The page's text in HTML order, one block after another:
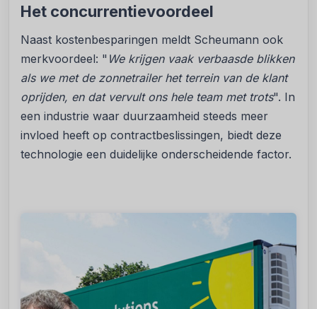
Het concurrentievoordeel
Naast kostenbesparingen meldt Scheumann ook
merkvoordeel: " We krijgen vaak verbaasde blikken
als we met de zonnetrailer het terrein van de klant
oprijden, en dat vervult ons hele team met trots". In
een industrie waar duurzaamheid steeds meer
invloed heeft op contractbeslissingen, biedt deze
technologie een duidelijke onderscheidende factor.